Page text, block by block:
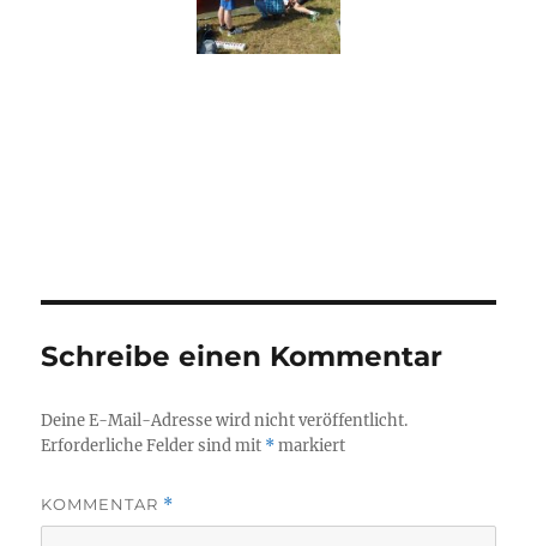
Schreibe einen Kommentar
Deine E-Mail-Adresse wird nicht veröffentlicht.
Erforderliche Felder sind mit *markiert
KOMMENTAR *